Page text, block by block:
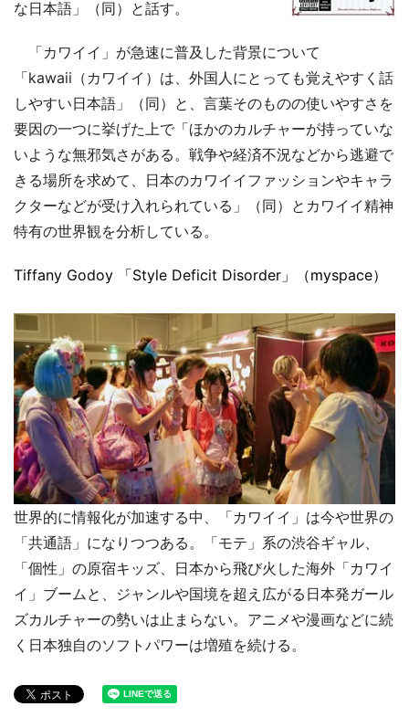
な日本語」（同）と話す。
「カワイイ」が急速に普及した背景について
「kawaii（カワイイ）は、外国人にとっても覚えやすく話
しやすい日本語」（同）と、言葉そのものの使いやすさを
要因の一つに挙げた上で「ほかのカルチャーが持っていな
いような無邪気さがある。戦争や経済不況などから逃避で
きる場所を求めて、日本のカワイイファッションやキャラ
クターなどが受け入れられている」（同）とカワイイ精神
特有の世界観を分析している。
Tiffany Godoy 「Style Deficit Disorder」（myspace）
世界的に情報化が加速する中、「カワイイ」は今や世界の
「共通語」になりつつある。「モテ」系の渋谷ギャル、
「個性」の原宿キッズ、日本から飛び火した海外「カワイ
イ」ブームと、ジャンルや国境を超え広がる日本発ガール
ズカルチャーの勢いは止まらない。アニメや漫画などに続
く日本独自のソフトパワーは増殖を続ける。